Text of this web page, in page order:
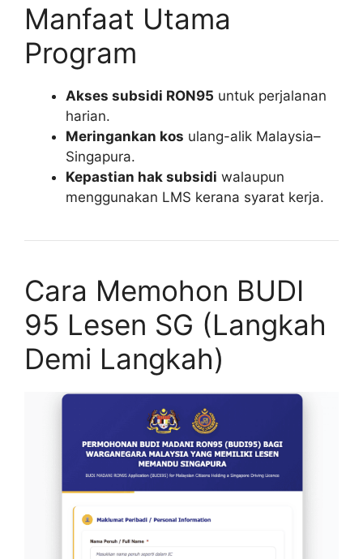
Manfaat Utama
Program
Akses subsidi RON95 untuk perjalanan
harian.
Meringankan kos ulang-alik Malaysia–
Singapura.
Kepastian hak subsidi walaupun
menggunakan LMS kerana syarat kerja.
Cara Memohon BUDI
95 Lesen SG (Langkah
Demi Langkah)